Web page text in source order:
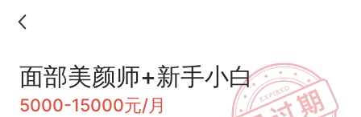
面部美颜师+新手小白
5000-15000元/月